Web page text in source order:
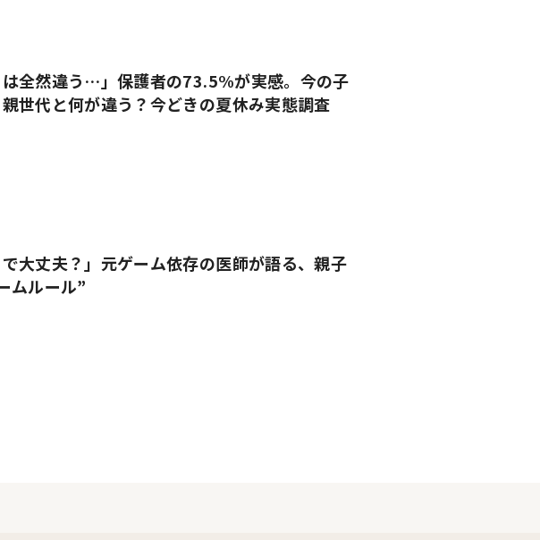
は全然違う…」保護者の73.5%が実感。今の子
世代と何が違う？今どきの夏休み実態調査
で大丈夫？」元ゲーム依存の医師が語る、親子
ムルール”